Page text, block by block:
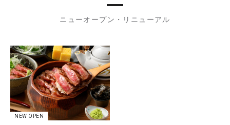
ニューオープン・リニューアル
NEW OPEN